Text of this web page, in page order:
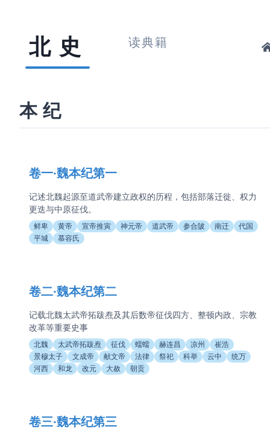
北史 读典籍
本纪
卷一·魏本纪第一
记述北魏起源至道武帝建立政权的历程，包括部落迁徙、权力
更迭与中原征伐。
鲜卑 黄帝 宣帝推寅 神元帝 道武帝 参合陂 南迁
代国
平城
慕容氏
卷二·魏本纪第二
记载北魏太武帝拓跋焘及其后数帝征伐四方、整顿内政、宗教
改革等重要史事
北魏 太武帝拓跋焘 征伐 蠕蠕 赫连昌 凉州
崔浩
景穆太子
文成帝 献文帝 法律 祭祀 科举 云中
统万
河西
和龙 改元 大赦 朝贡
卷三·魏本纪第三